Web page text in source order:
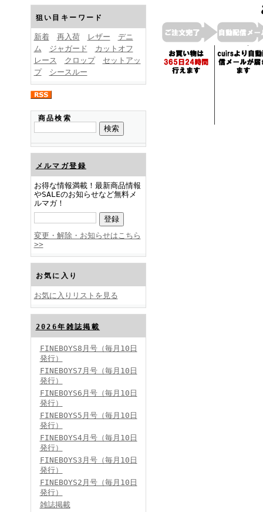
FINEBOYS2024年12月号
FINEBOYS2024年11月号
FINEBOYS2024年10月号
FINEBOYS2024年9月号
狙い目キーワード
新着 再入荷 レザー
デニ
ム
ジャガード
カットオフ
レース
クロップ
セットアッ
プ
シースルー
商品検索
メルマガ登録
お得な情報満載！最新商品情報
やSALEのお知らせなど無料メ
ルマガ！
変更・解除・お知らせはこちら
>>
お気に入り
お気に入りリストを見る
2026年雑誌掲載
FINEBOYS8月号（毎月10日
発行）
FINEBOYS7月号（毎月10日
発行）
FINEBOYS6月号（毎月10日
発行）
FINEBOYS5月号（毎月10日
発行）
FINEBOYS4月号（毎月10日
発行）
FINEBOYS3月号（毎月10日
発行）
FINEBOYS2月号（毎月10日
発行）
雑誌掲載